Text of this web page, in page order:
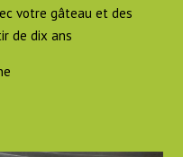
votre gâteau et des
de dix ans